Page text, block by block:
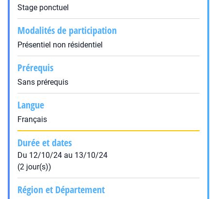
Stage ponctuel
Modalités de participation
Présentiel non résidentiel
Prérequis
Sans prérequis
Langue
Français
Durée et dates
Du 12/10/24 au 13/10/24
(2 jour(s))
Région et Département